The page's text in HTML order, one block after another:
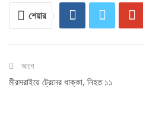
শেয়ার
আগে
মীরসরাইয়ে ট্রেনের ধাক্কা, নিহত ১১